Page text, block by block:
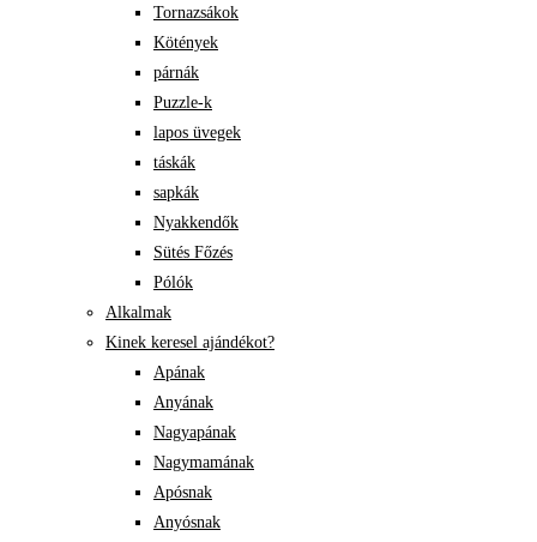
Tornazsákok
Kötények
párnák
Puzzle-k
lapos üvegek
táskák
sapkák
Nyakkendők
Sütés Főzés
Pólók
Alkalmak
Kinek keresel ajándékot?
Apának
Anyának
Nagyapának
Nagymamának
Apósnak
Anyósnak